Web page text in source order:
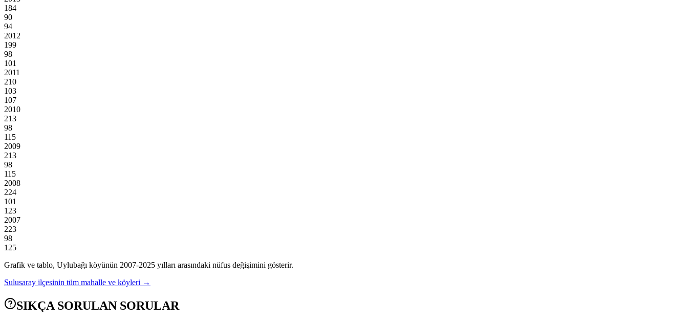
184
90
94
2012
199
98
101
2011
210
103
107
2010
213
98
115
2009
213
98
115
2008
224
101
123
2007
223
98
125
Grafik ve tablo, Uylubağı köyünün 2007-2025 yılları arasındaki nüfus değişimini gösterir.
Sulusaray ilçesinin tüm mahalle ve köyleri →
SIKÇA SORULAN SORULAR